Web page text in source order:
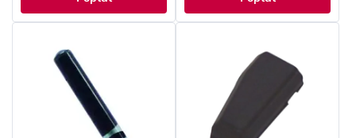
NISSAN, PEUGEOT, RENAULT,
SUBARU, SUZUKI, TOYOTA,
CHEVROLET, CHRYSLER, ISUZU,
IVECO, JEEP, KIA, LANCIA, LAND
OPEL, PEUGEOT, RENAULT,
SMART, SUZUKI, TOYOTA,
VOKSWAGEN